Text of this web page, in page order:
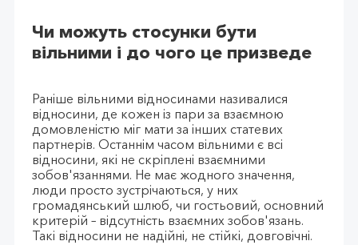
Чи можуть стосунки бути
вільними і до чого це призведе
Раніше вільними відносинами називалися
відносини, де кожен із пари за взаємною
домовленістю міг мати за інших статевих
партнерів. Останнім часом вільними є всі
відносини, які не скріплені взаємними
зобов'язаннями. Не має жодного значення,
люди просто зустрічаються, у них
громадянський шлюб, чи гостьовий, основний
критерій – відсутність взаємних зобов'язань.
Такі відносини не надійні, не стійкі, довговічні.